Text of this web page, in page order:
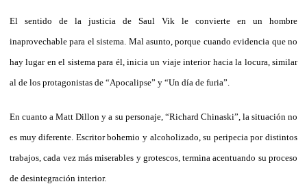
El sentido de la justicia de Saul Vik le convierte en un hombre
inaprovechable para el sistema. Mal asunto, porque cuando evidencia que no
hay lugar en el sistema para él, inicia un viaje interior hacia la locura, similar
al de los protagonistas de “Apocalipse” y “Un día de furia”.
En cuanto a Matt Dillon y a su personaje, “Richard Chinaski”, la situación no
es muy diferente. Escritor bohemio y alcoholizado, su peripecia por distintos
trabajos, cada vez más miserables y grotescos, termina acentuando su proceso
de desintegración interior.